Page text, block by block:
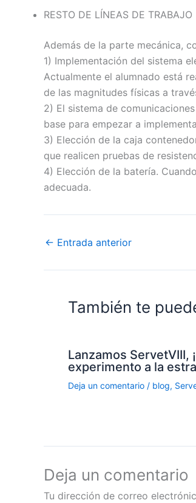
RESTO DE LÍNEAS DE TRABAJO
Además de la parte mecánica,
1) Implementación del sistema
Actualmente el alumnado está
de las magnitudes físicas a
2) El sistema de
base para empezar a
3) Elección de la caja
que realicen pruebas de
4) Elección de la batería.
adecuada.
← Entrada anterior
También te
Lanzamos ServetVIII,
experimento a la
Deja un comentario / blog,
Deja un comentario
Tu dirección de correo